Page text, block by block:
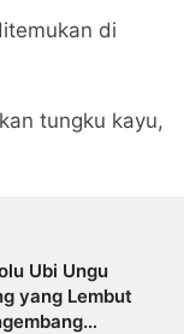
di
tungku kayu,
Ubi Ungu
yang Lembut